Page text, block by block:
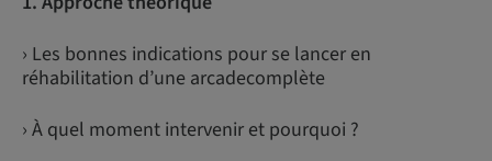
› Les bonnes indications pour se lancer en
réhabilitation d’une arcadecomplète
› À quel moment intervenir et pourquoi ?